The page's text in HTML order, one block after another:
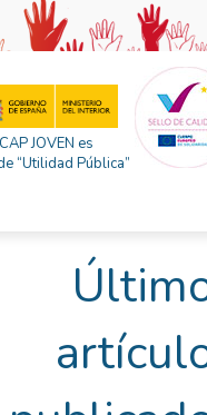
JOVEN es
“Utilidad Pública”